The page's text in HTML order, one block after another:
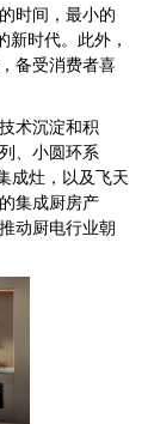
时间，最小的
新时代。此外，
备受消费者喜
术沉淀和积
、小圆环系
成灶，以及飞天
集成厨房产
动厨电行业朝